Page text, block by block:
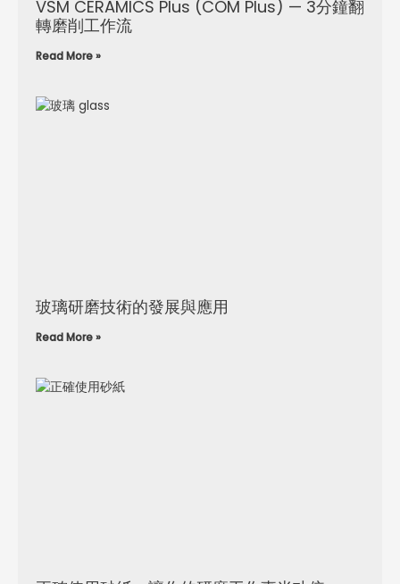
VSM CERAMICS Plus (COM Plus) — 3分鐘翻
轉磨削工作流
Read More »
玻璃研磨技術的發展與應用
Read More »